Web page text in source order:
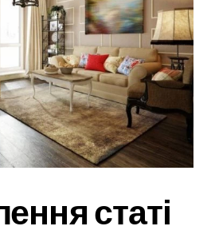
статі